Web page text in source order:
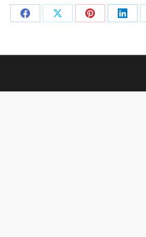
Partager
Facebook
Partager
X
Partager
Pinterest